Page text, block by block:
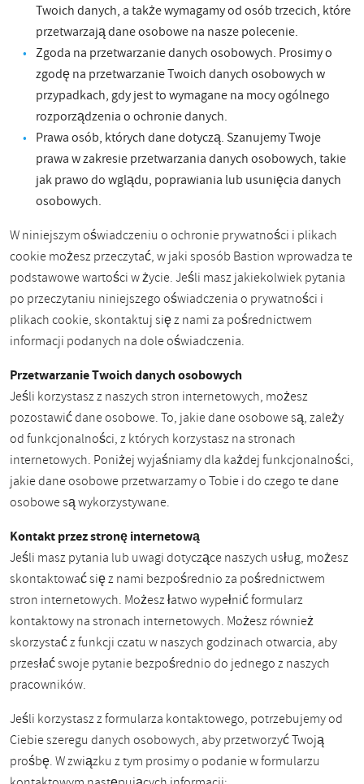
Twoich danych, a także wymagamy od osób trzecich, które
przetwarzają dane osobowe na nasze polecenie.
Zgoda na przetwarzanie danych osobowych. Prosimy o
zgodę na przetwarzanie Twoich danych osobowych w
przypadkach, gdy jest to wymagane na mocy ogólnego
rozporządzenia o ochronie danych.
Prawa osób, których dane dotyczą. Szanujemy Twoje
prawa w zakresie przetwarzania danych osobowych, takie
jak prawo do wglądu, poprawiania lub usunięcia danych
osobowych.
W niniejszym oświadczeniu o ochronie prywatności i plikach
cookie możesz przeczytać, w jaki sposób Bastion wprowadza te
podstawowe wartości w życie. Jeśli masz jakiekolwiek pytania
po przeczytaniu niniejszego oświadczenia o prywatności i
plikach cookie, skontaktuj się z nami za pośrednictwem
informacji podanych na dole oświadczenia.
Przetwarzanie Twoich danych osobowych
Jeśli korzystasz z naszych stron internetowych, możesz
pozostawić dane osobowe. To, jakie dane osobowe są, zależy
od funkcjonalności, z których korzystasz na stronach
internetowych. Poniżej wyjaśniamy dla każdej funkcjonalności,
jakie dane osobowe przetwarzamy o Tobie i do czego te dane
osobowe są wykorzystywane.
Kontakt przez stronę internetową
Jeśli masz pytania lub uwagi dotyczące naszych usług, możesz
skontaktować się z nami bezpośrednio za pośrednictwem
stron internetowych. Możesz łatwo wypełnić formularz
kontaktowy na stronach internetowych. Możesz również
skorzystać z funkcji czatu w naszych godzinach otwarcia, aby
przesłać swoje pytanie bezpośrednio do jednego z naszych
pracowników.
Jeśli korzystasz z formularza kontaktowego, potrzebujemy od
Ciebie szeregu danych osobowych, aby przetworzyć Twoją
prośbę. W związku z tym prosimy o podanie w formularzu